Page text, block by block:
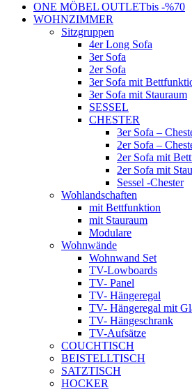
ONE MÖBEL OUTLETbis -%70
WOHNZIMMER
Sitzgruppen
4er Long Sofa
3er Sofa
2er Sofa
3er Sofa mit
3er Sofa mit Stauraum
SESSEL
CHESTER
3er Sofa –
2er Sofa –
2er Sofa mit
2er Sofa mit
Sessel -Chester
Wohlandschaften
mit Bettfunktion
mit Stauraum
Modulare
Wohnwände
Wohnwand Set
TV-Lowboards
TV- Panel
TV- Hängeregal
TV- Hängeregal mit
TV- Hängeschrank
TV-Aufsätze
COUCHTISCH
BEISTELLTISCH
SATZTISCH
HOCKER